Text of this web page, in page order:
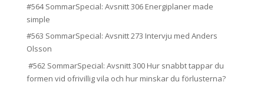
#564 SommarSpecial: Avsnitt 306 Energiplaner made
simple
#563 SommarSpecial: Avsnitt 273 Intervju med Anders
Olsson
#562 SommarSpecial: Avsnitt 300 Hur snabbt tappar du
formen vid ofrivillig vila och hur minskar du förlusterna?